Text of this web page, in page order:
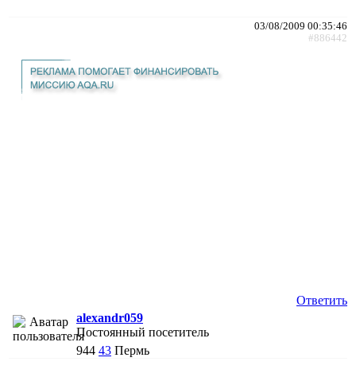
03/08/2009 00:35:46
#886442
Ответить
alexandr059
Постоянный посетитель
944 43 Пермь